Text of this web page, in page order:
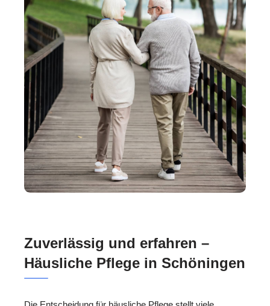
Zuverlässig und erfahren –
Häusliche Pflege in Schöningen